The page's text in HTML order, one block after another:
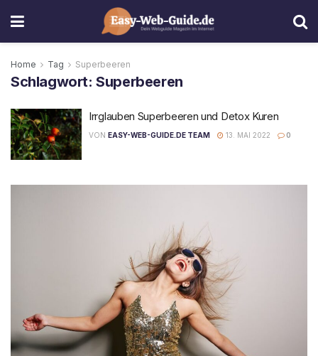
Home Tag Superbeeren
Schlagwort:Superbeeren
Irrglauben Superbeeren und Detox Kuren
VON EASY-WEB-GUIDE.DE TEAM 13. MAI 2022 0